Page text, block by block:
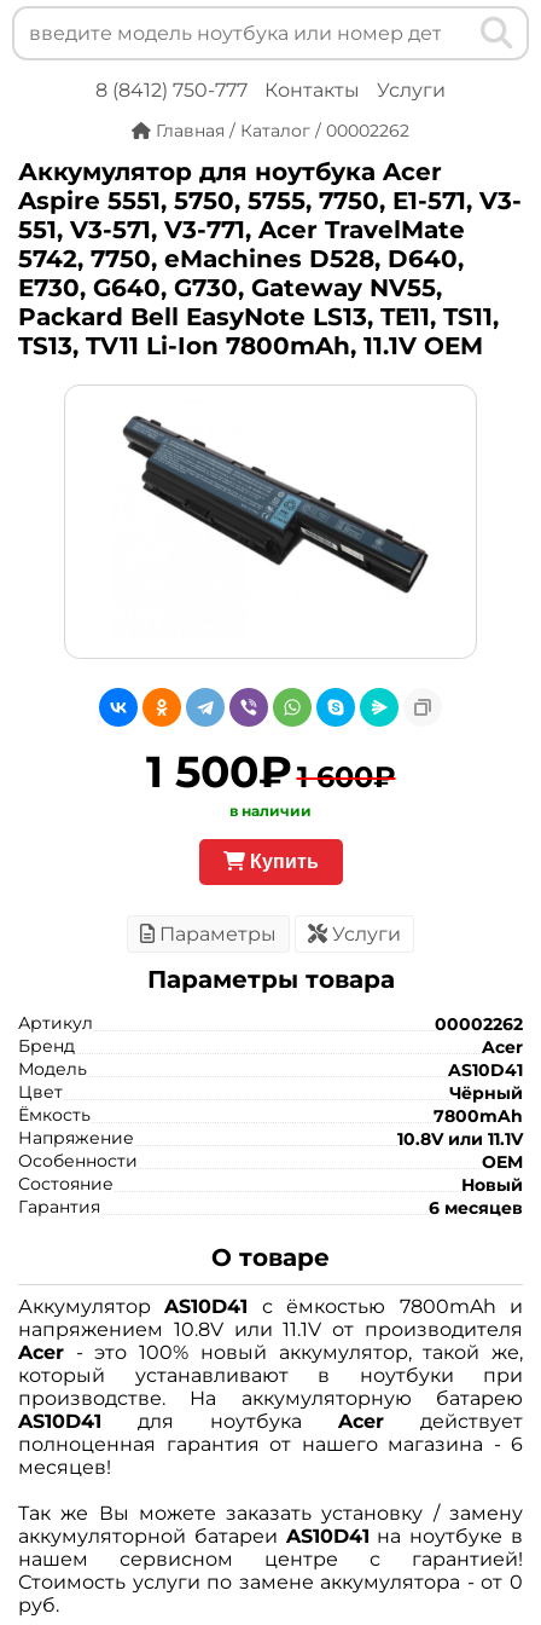
8 (8412) 750-777 Контакты Услуги
Главная / Каталог / 00002262
Аккумулятор для ноутбука Acer
Aspire 5551, 5750, 5755, 7750, E1-571, V3-
551, V3-571, V3-771, Acer TravelMate
5742, 7750, eMachines D528, D640,
E730, G640, G730, Gateway NV55,
Packard Bell EasyNote LS13, TE11, TS11,
TS13, TV11 Li-Ion 7800mAh, 11.1V OEM
1 500₽1 600₽
в наличии
Купить
Параметры Услуги
Параметры товара
Артикул
00002262
Бренд
Acer
Модель
AS10D41
Цвет
Чёрный
Ёмкость
7800mAh
Напряжение
10.8V или 11.1V
Особенности
OEM
Состояние
Новый
Гарантия
6 месяцев
О товаре
АккумуляторAS10D41 с ёмкостью 7800mAh и
напряжением 10.8V или 11.1V от производителя
Acer - это 100% новый аккумулятор, такой же,
который устанавливают в ноутбуки при
производстве. На аккумуляторную батарею
AS10D41 для ноутбука Acer действует
полноценная гарантия от нашего магазина - 6
месяцев!
Так же Вы можете заказать установку / замену
аккумуляторной батареи AS10D41 на ноутбуке в
нашем сервисном центре с гарантией!
Стоимость услуги по замене аккумулятора - от 0
руб.